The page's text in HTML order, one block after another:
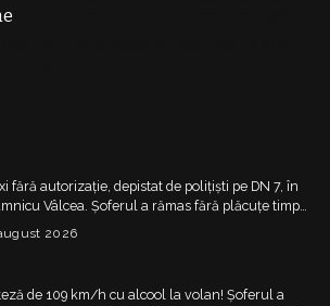
fără autorizație, depistat de polițiști pe DN 7, în
Vâlcea. Șoferul a rămas fără plăcuțe timp
6 luni 2026
de 109 km/h cu alcool la volan! Șoferul a